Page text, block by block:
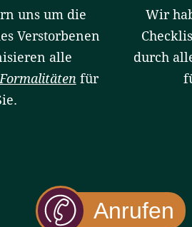
uns um die
Verstorbenen
alle
Formalitätenfür
Wir
durch
Anrufen